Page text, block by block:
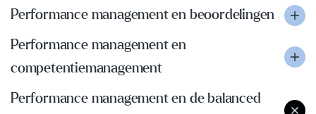
Performance management en beoordelingen
Performance management en
competentiemanagement
Performance management en de balanced